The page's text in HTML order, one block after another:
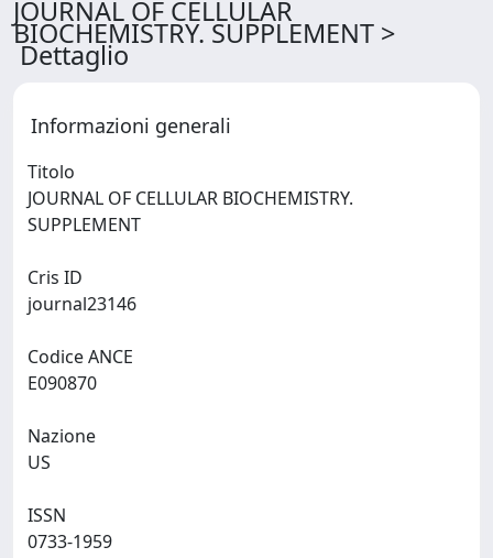
JOURNAL OF CELLULAR
BIOCHEMISTRY. SUPPLEMENT >
Dettaglio
Informazioni generali
Titolo
JOURNAL OF CELLULAR BIOCHEMISTRY.
Cris ID
Codice ANCE
Nazione
ISSN